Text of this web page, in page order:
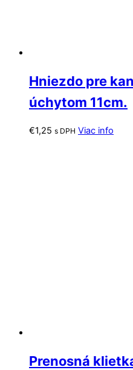
Hniezdo pre
úchytom 11cm.
€1,25 s DPH Viac info
Prenosná